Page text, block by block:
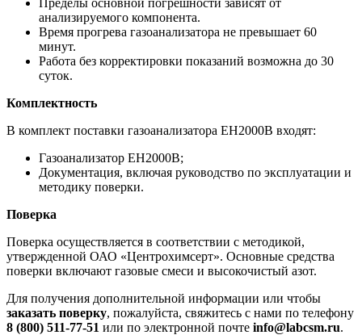
анализируемого компонента.
Время прогрева газоанализатора не превышает 60
минут.
Работа без корректировки показаний возможна до 30
суток.
Комплектность
В комплект поставки газоанализатора ЕН2000В входят:
Газоанализатор ЕН2000В;
Документация, включая руководство по эксплуатации и
методику поверки.
Поверка
Поверка осуществляется в соответствии с методикой,
утвержденной ОАО «Центрохимсерт». Основные средства
поверки включают газовые смеси и высокочистый азот.
Для получения дополнительной информации или чтобы
заказать поверку, пожалуйста, свяжитесь с нами по телефону
8 (800) 511-77-51 или по электронной почте info@labcsm.ru.